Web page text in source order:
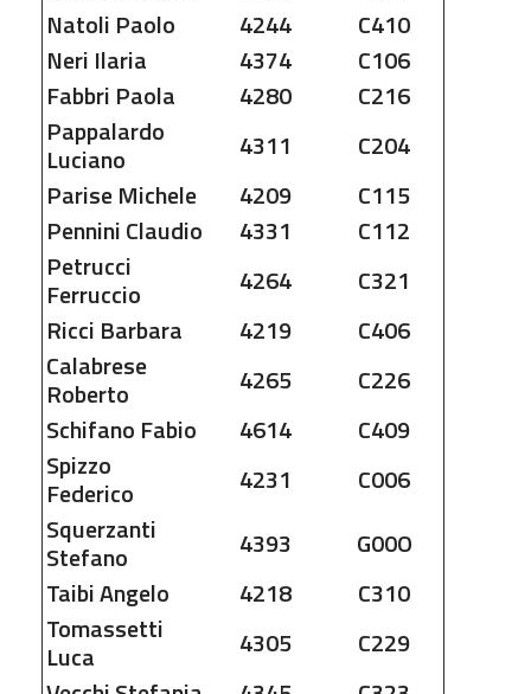
Natoli Paolo 4244
C410
Neri Ilaria 4374
C106
Fabbri Paola 4280
C216
Pappalardo
Luciano 4311
C204
PariseMichele 4209
C115
PenniniClaudio 4331
C112
Petrucci
Ferruccio 4264
C321
Ricci Barbara 4219
C406
Calabrese
Roberto 4265
C226
Schifano Fabio 4614
C409
Spizzo
Federico 4231
C006
Squerzanti
Stefano 4393
G00O
TaibiAngelo 4218
C310
Tomassetti
Luca 4305
C229